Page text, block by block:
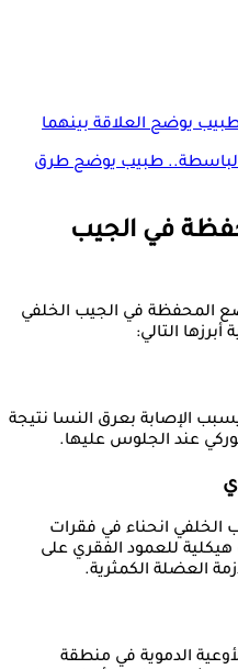
يوضح العلاقة بينهما
الباسطة.. طبيب يوضح طرق
في الجيب
المحفظة في الجيب الخلفي
التالي:
الإصابة بعرق النسا نتيجة
عند الجلوس عليها.
انحناء في فقرات
للعمود الفقري على
العضلة الكمثرية.
الدموية في منطقة